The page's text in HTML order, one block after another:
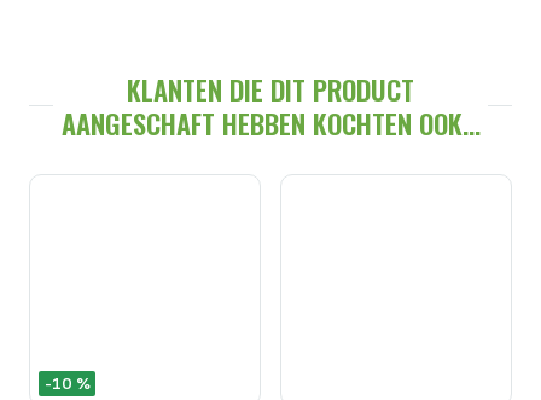
KLANTEN DIE DIT PRODUCT
AANGESCHAFT HEBBEN KOCHTEN OOK...
-10 %